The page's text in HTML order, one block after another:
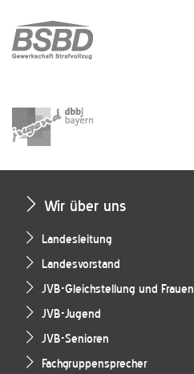
Wir über uns
Landesleitung
Landesvorstand
JVB-Gleichstellung und Frauen
JVB-Jugend
JVB-Senioren
Fachgruppensprecher